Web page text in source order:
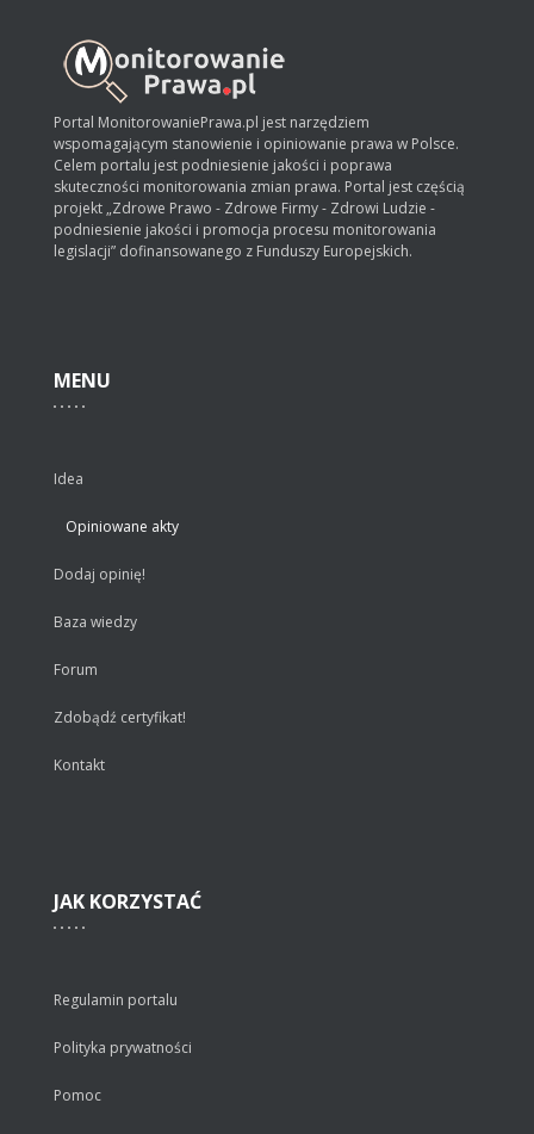
Portal MonitorowaniePrawa.pl jest narzędziem
wspomagającym stanowienie i opiniowanie prawa w Polsce.
Celem portalu jest podniesienie jakości i poprawa
skuteczności monitorowania zmian prawa. Portal jest częścią
projekt „Zdrowe Prawo - Zdrowe Firmy - Zdrowi Ludzie -
podniesienie jakości i promocja procesu monitorowania
legislacji” dofinansowanego z Funduszy Europejskich.
MENU
Idea
Opiniowane akty
Dodaj opinię!
Baza wiedzy
Forum
Zdobądź certyfikat!
Kontakt
JAK KORZYSTAĆ
Regulamin portalu
Polityka prywatności
Pomoc